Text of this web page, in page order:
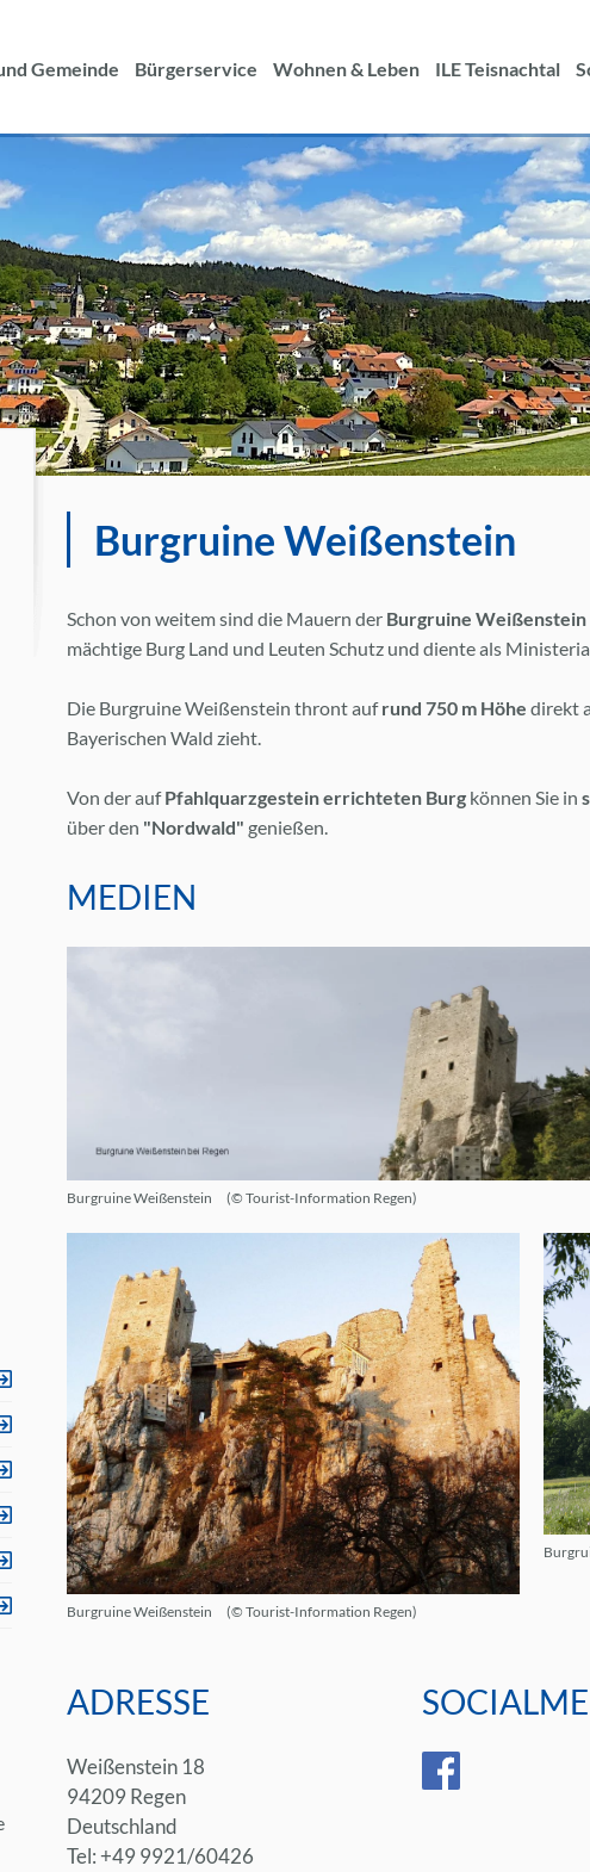
Gemeinde Bürgerservice Wohnen & Leben ILE Teisnachtal
nach:
Burgruine Weißenstein
Schon von weitem sind die Mauern der Burgruine Weißenstein
mächtige Burg Land und Leuten Schutz und diente als
Die Burgruine Weißenstein thront aufrund 750 m Höhe direkt
Bayerischen Wald zieht.
Von der aufPfahlquarzgestein errichteten Burg können Sie in
über den "Nordwald" genießen.
MEDIEN
Burgruine Weißenstein © Tourist-Information Regen
Burgruine Weißenstein © Tourist-Information Regen
ADRESSE
Weißenstein 18
94209 Regen
Deutschland
Tel: +49 9921/60426